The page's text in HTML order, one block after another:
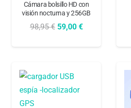
Cámara bolsillo HD con
visión nocturna y 256GB
98,95€ El
98,95 €.
59,00 €El